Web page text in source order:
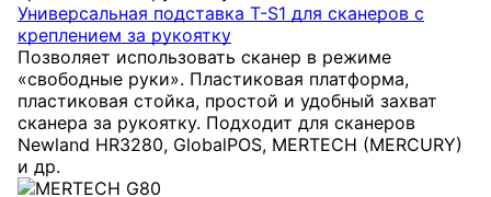
Универсальная подставка T-S1 для сканеров с
креплением за рукоятку
Позволяет использовать сканер в режиме
«свободные руки». Пластиковая платформа,
пластиковая стойка, простой и удобный захват
сканера за рукоятку. Подходит для сканеров
Newland HR3280, GlobalPOS, MERTECH (MERCURY)
и др.